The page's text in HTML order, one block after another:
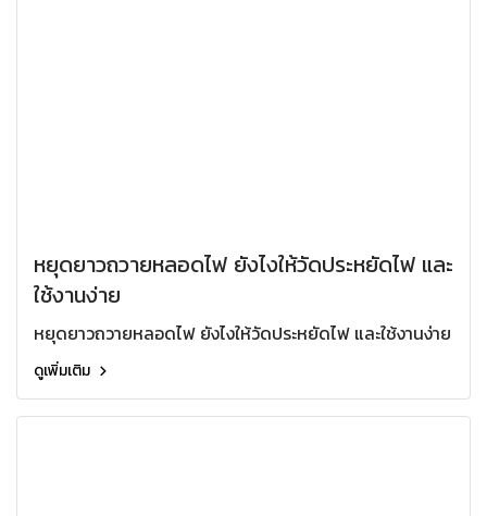
หยุดยาวถวายหลอดไฟ ยังไงให้วัดประหยัดไฟ และ
ใช้งานง่าย
หยุดยาวถวายหลอดไฟ ยังไงให้วัดประหยัดไฟ และใช้งานง่าย
ดูเพิ่มเติม